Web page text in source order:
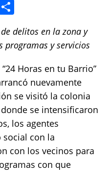
h
a
re
delitos en la zona y
programas y servicios
Horas en tu Barrio”
nuevamente
se visitó la colonia
se intensificaron
los agentes
con la
con los vecinos para
con que